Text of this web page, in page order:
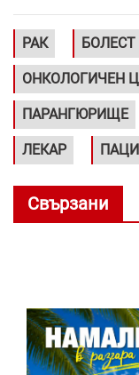
РАК БОЛЕСТ
ОНКОЛОГИЧЕН
ПАРАНГЮРИЩЕ
ЛЕКАР
Свързани